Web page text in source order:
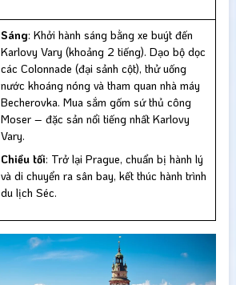
Sáng: Khởi hành sáng bằng xe buýt đến
Karlovy Vary (khoảng 2 tiếng). Dạo bộ dọc
các Colonnade (đại sảnh cột), thử uống
nước khoáng nóng và tham quan nhà máy
Becherovka. Mua sắm gốm sứ thủ công
Moser – đặc sản nổi tiếng nhất Karlovy
Vary.
Chiều tối: Trở lại Prague, chuẩn bị hành lý
và di chuyển ra sân bay, kết thúc hành trình
du lịch Séc.